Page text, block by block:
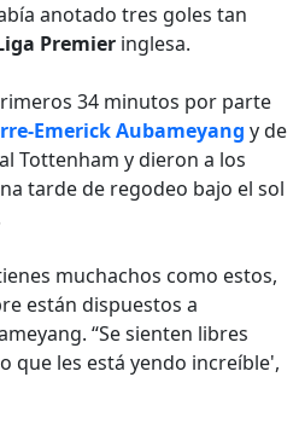
anotado tres goles tan
Premier inglesa.
34 minutos por parte
Emerick Aubameyang y de
Tottenham y dieron a los
tarde de regodeo bajo el sol
muchachos como estos,
están dispuestos a
“Se sienten libres
que les está yendo increíble',